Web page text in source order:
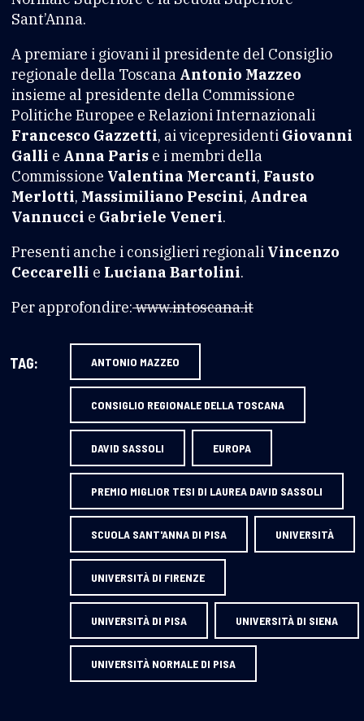
Sant’Anna.
A premiare i giovani il presidente del Consiglio
regionale della Toscana Antonio Mazzeo
insieme al presidente della Commissione
Politiche Europee e Relazioni Internazionali
Francesco Gazzetti, ai vicepresidenti Giovanni
Galli e Anna Paris e i membri della
Commissione Valentina Mercanti, Fausto
Merlotti, Massimiliano Pescini, Andrea
Vannucci e Gabriele Veneri.
Presenti anche i consiglieri regionali Vincenzo
Ceccarelli e Luciana Bartolini.
Per approfondire:www.intoscana.it
TAG: ANTONIO MAZZEO
CONSIGLIO REGIONALE DELLA TOSCANA
DAVID SASSOLI EUROPA
PREMIO MIGLIOR TESI DI LAUREA DAVID SASSOLI
SCUOLA SANT'ANNA DI PISA UNIVERSITÀ
UNIVERSITÀ DI FIRENZE
UNIVERSITÀ DI PISA UNIVERSITÀ DI SIENA
UNIVERSITÀ NORMALE DI PISA